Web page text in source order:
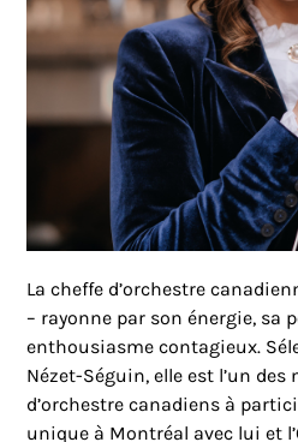
La cheffe d’orchestre
– rayonne par son énergie, sa
enthousiasme contagieux.
Nézet-Séguin, elle est l’un
d’orchestre canadiens à
unique à Montréal avec lui et